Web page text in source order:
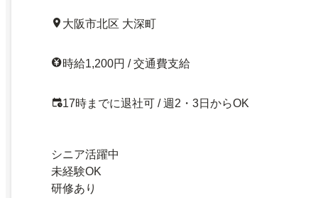
大阪市北区 大深町
時給1,200円 / 交通費支給
17時までに退社可 / 週2・3日からOK
シニア活躍中
未経験OK
研修あり